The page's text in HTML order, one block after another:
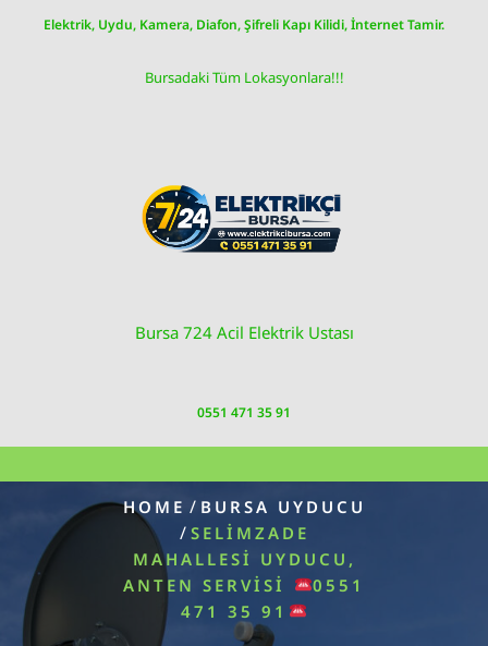
Elektrik, Uydu, Kamera, Diafon, Şifreli Kapı Kilidi, İnternet Tamir.
Bursadaki Tüm Lokasyonlara!!!
Bursa 724 Acil Elektrik Ustası
0551 471 35 91
HOME / BURSA UYDUCU
/ SELIMZADE
MAHALLESI UYDUCU,
ANTEN SERVISI
0551
471 35 91